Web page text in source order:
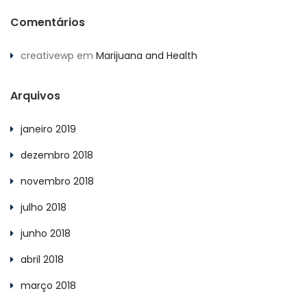
Comentários
creativewp em Marijuana and Health
Arquivos
janeiro 2019
dezembro 2018
novembro 2018
julho 2018
junho 2018
abril 2018
março 2018